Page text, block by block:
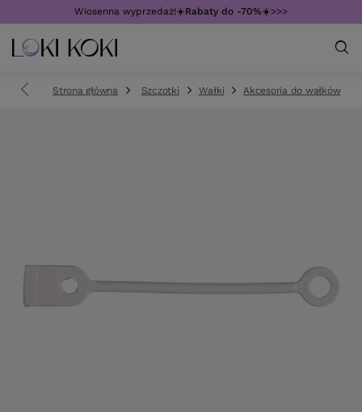
Wiosenna wyprzedaż!☀️Rabaty do -70%☀️>>>
Strona główna Szczotki Wałki Akcesoria do wałków